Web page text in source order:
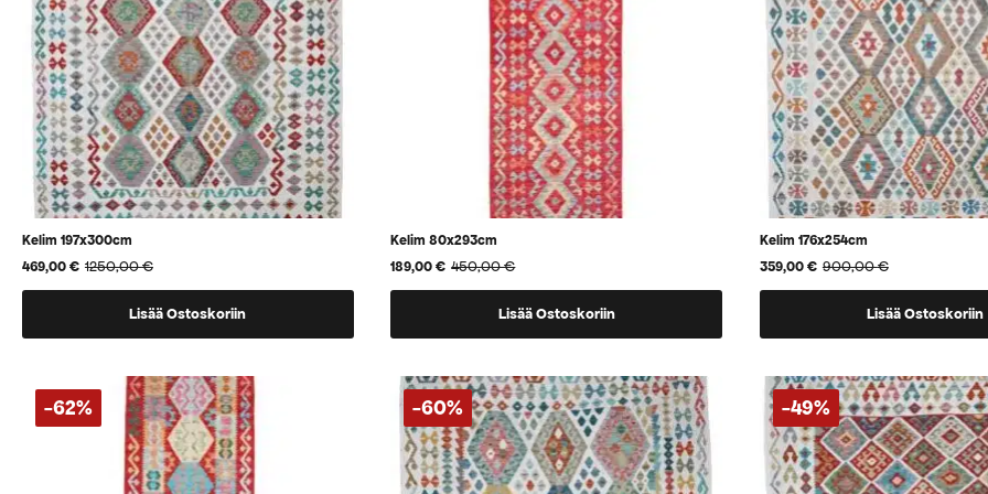
Kelim 197x300cm
1250,00€
Alkuperäinen
hinta
469,00€
Nykyinen
hinta
Lisää Ostoskoriin
Kelim 80x293cm
450,00€
Alkuperäinen
hinta
189,00€
Nykyinen
hinta
Lisää Ostoskoriin
Kelim 176x254cm
900,00€
Alkuperäinen
hinta
359,00€
Nykyinen
hinta
Lisää Ostoskoriin
-62% -60% -49%